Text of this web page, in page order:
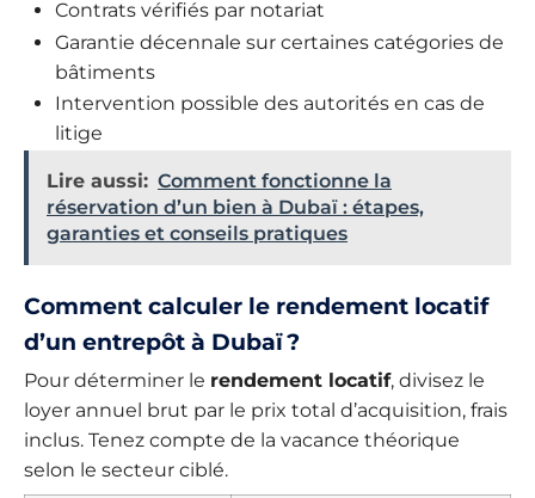
Contrats vérifiés par notariat
Garantie décennale sur certaines catégories de
bâtiments
Intervention possible des autorités en cas de
litige
Lire aussi: Comment fonctionne la
réservation d’un bien à Dubaï : étapes,
garanties et conseils pratiques
Comment calculer le rendement locatif
d’un entrepôt à Dubaï ?
Pour déterminer le rendement locatif, divisez le
loyer annuel brut par le prix total d’acquisition, frais
inclus. Tenez compte de la vacance théorique
selon le secteur ciblé.